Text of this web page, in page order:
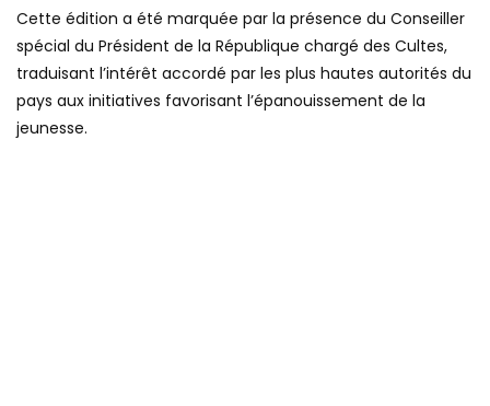
Cette édition a été marquée par la présence du Conseiller
spécial du Président de la République chargé des Cultes,
traduisant l’intérêt accordé par les plus hautes autorités du
pays aux initiatives favorisant l’épanouissement de la
jeunesse.